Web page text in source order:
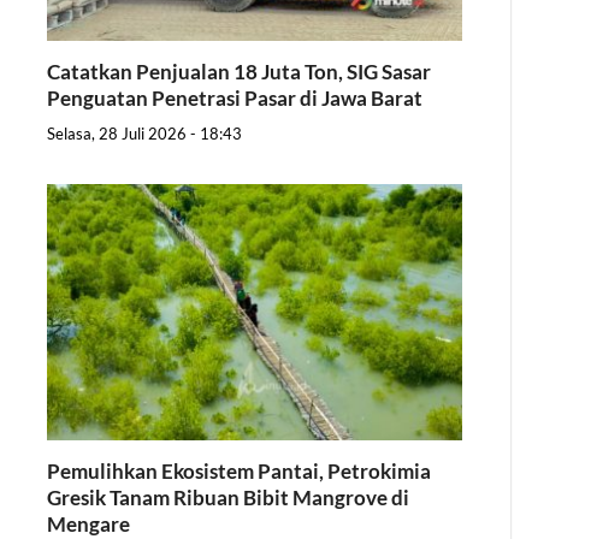
Catatkan Penjualan 18 Juta Ton, SIG Sasar
Penguatan Penetrasi Pasar di Jawa Barat
Selasa, 28 Juli 2026 - 18:43
Pemulihkan Ekosistem Pantai, Petrokimia
Gresik Tanam Ribuan Bibit Mangrove di
Mengare